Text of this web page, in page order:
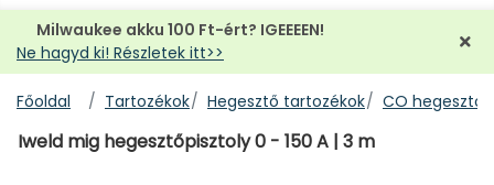
Milwaukee akku 100 Ft-ért? IGEEEEN!
Ne hagyd ki! Részletek itt>>
Főoldal Tartozékok Hegesztő tartozékok CO hegesztő
Iweld mig hegesztőpisztoly 0 - 150 A | 3 m